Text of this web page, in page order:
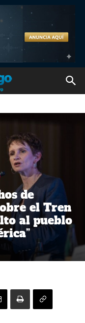
de
el Tren
al pueblo